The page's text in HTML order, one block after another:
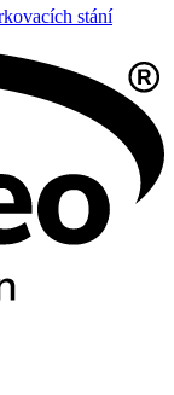
stání